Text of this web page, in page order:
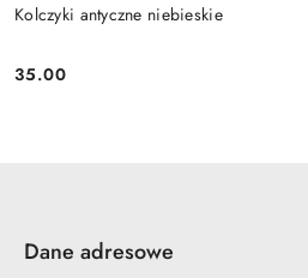
Kolczyki antyczne niebieskie
Cena:
35.00
Dane adresowe